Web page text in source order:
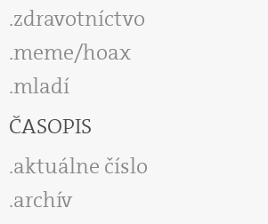
zdravotníctvo
meme/hoax
mladí
ČASOPIS
aktuálne číslo
archív